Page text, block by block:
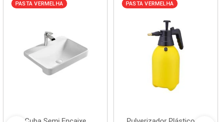
PASTA VERMELHA PASTA VERMELHA